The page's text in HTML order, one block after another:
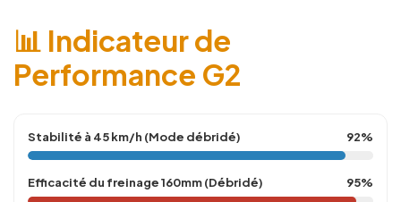
📊 Indicateur de
Performance G2
Stabilité à 45 km/h (Mode débridé) 92%
Efficacité du freinage 160mm (Débridé) 95%